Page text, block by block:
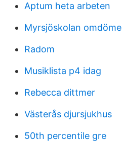
Aptum heta arbeten
Myrsjöskolan omdöme
Radom
Musiklista p4 idag
Rebecca dittmer
Västerås djursjukhus
50th percentile gre